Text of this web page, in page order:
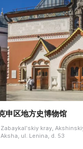
申区地方史博物馆
Zabaykalʹskiy kray,
Aksha, ul. Lenina, d. 53